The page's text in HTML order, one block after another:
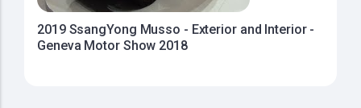
2019 SsangYong Musso - Exterior and Interior -
Geneva Motor Show 2018